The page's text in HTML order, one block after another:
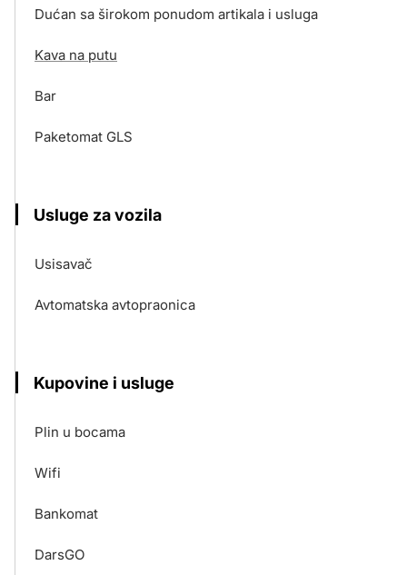
Dućan sa širokom ponudom artikala i usluga
Kava na putu
Bar
Paketomat GLS
Usluge za vozila
Usisavač
Avtomatska avtopraonica
Kupovine i usluge
Plin u bocama
Wifi
Bankomat
DarsGO